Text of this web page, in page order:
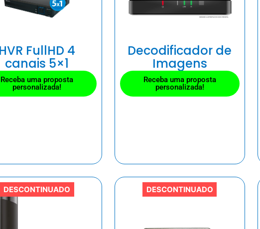
FullHD 4
canais 5×1
Receba uma proposta
personalizada!
Decodificador de
Imagens
Receba uma proposta
personalizada!
DESCONTINUADO DESCONTINUADO